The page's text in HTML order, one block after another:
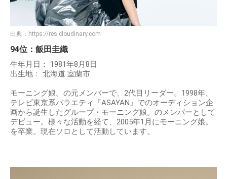
出典： https://res.cloudinary.com
94位：飯田圭織
生年月日： 1981年8月8日
出生地： 北海道 室蘭市
モーニング娘。の元メンバーで、2代目リーダー。1998年、
テレビ東京系バラエティ『ASAYAN』でのオーディション企
画から誕生したグループ・モーニング娘。のメンバーとして
デビュー。様々な活動を経て、2005年1月にモーニング娘。
を卒業。現在ソロとして活動しています。